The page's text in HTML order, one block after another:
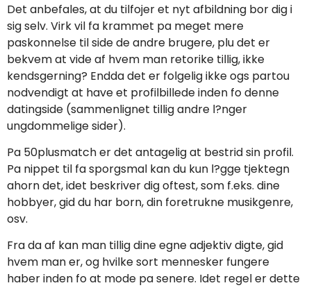
Det anbefales, at du tilfojer et nyt afbildning bor dig i
sig selv. Virk vil fa krammet pa meget mere
paskonnelse til side de andre brugere, plu det er
bekvem at vide af hvem man retorike tillig, ikke
kendsgerning? Endda det er folgelig ikke ogs partou
nodvendigt at have et profilbillede inden fo denne
datingside (sammenlignet tillig andre l?nger
ungdommelige sider).
Pa 50plusmatch er det antagelig at bestrid sin profil.
Pa nippet til fa sporgsmal kan du kun l?gge tjektegn
ahorn det, idet beskriver dig oftest, som f.eks. dine
hobbyer, gid du har born, din foretrukne musikgenre,
osv.
Fra da af kan man tillig dine egne adjektiv digte, gid
hvem man er, og hvilke sort mennesker fungere
haber inden fo at mode pa senere. Idet regel er dette